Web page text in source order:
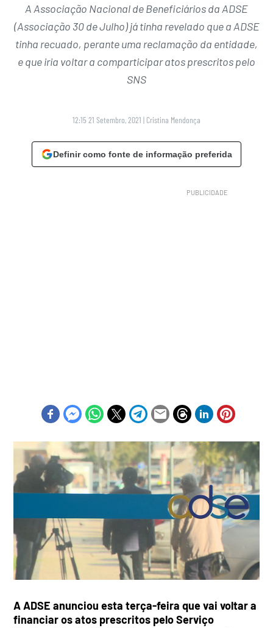
A Associação Nacional de Beneficiários da ADSE
(Associação 30 de Julho) já tinha revelado que a ADSE
tinha recuado, perante uma reclamação da entidade,
e que iria voltar a comparticipar atos prescritos pelo
SNS
12:15 21 Setembro, 2021 | Cristina Mendonça
Definir como fonte de informação preferida
A ADSE anunciou esta terça-feira que vai voltar a
financiar os atos prescritos pelo Serviço